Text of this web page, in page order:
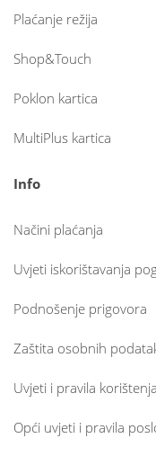
Plaćanje režija
Shop&Touch
Poklon kartica
MultiPlus kartica
Info
Načini plaćanja
Uvjeti iskorištavanja
Podnošenje prigovora
Zaštita osobnih
Uvjeti i pravila
Opći uvjeti i pravila